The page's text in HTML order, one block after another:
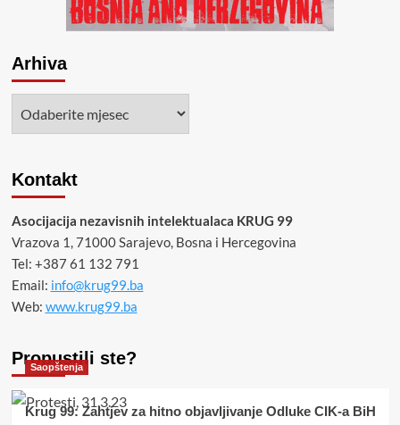
Arhiva
Kontakt
Asocijacija nezavisnih intelektualaca KRUG 99
Vrazova 1, 71000 Sarajevo, Bosna i Hercegovina
Tel: +387 61 132 791
Email: info@krug99.ba
Web: www.krug99.ba
Propustili ste?
Saopštenja
Krug 99: Zahtjev za hitno objavljivanje Odluke CIK-a BiH